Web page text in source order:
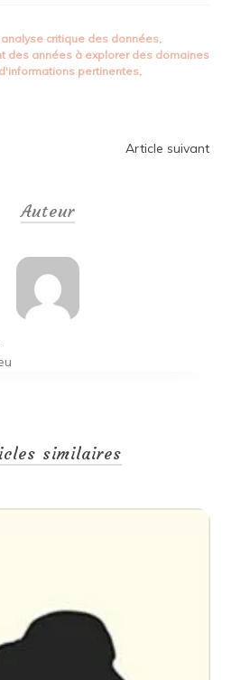
analyse critique des données,
des années à explorer des domaines
pertinentes,
Article suivant
Auteur
similaires